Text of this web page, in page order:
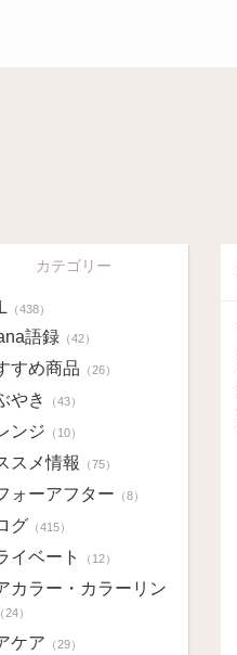
カテゴリー
（438）
語録 （42）
すめ商品 （26）
やき （43）
ンジ （10）
スメ情報 （75）
ォーアフター （8）
グ （415）
イベート （12）
カラー・カラーリン
（24）
ケア （29）